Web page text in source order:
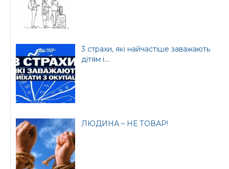
3 страхи, які найчастіше заважають
дітям і...
ЛЮДИНА – НЕ ТОВАР!
Урядовий портал
Офіційний веб-сайт
Бориспільської РДА